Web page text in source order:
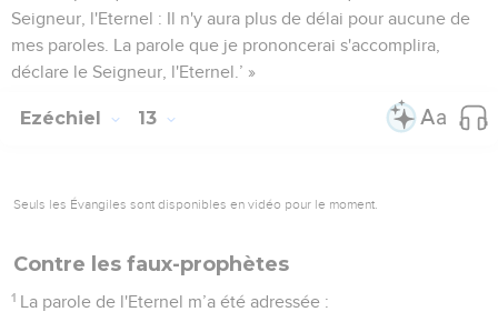
Seigneur, l'Eternel : Il n'y aura plus de délai pour aucune de
mes paroles. La parole que je prononcerai s'accomplira,
déclare le Seigneur, l'Eternel.’ »
Ezéchiel 13
Seuls les Évangiles sont disponibles en vidéo pour le moment.
Contre les faux-prophètes
1 La parole de l'Eternel m’a été adressée :